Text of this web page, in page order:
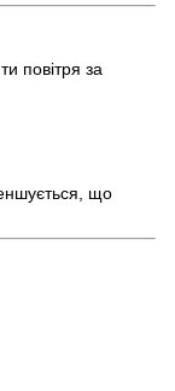
повітря за
що